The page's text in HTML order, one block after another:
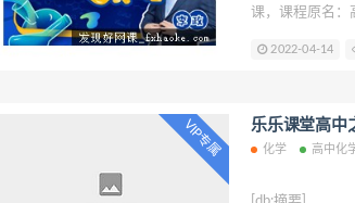
课，课程原名：
点，复习知识点
漏，注意【偏
以下，不知道从
2022-04-14
VIP专属 乐乐课堂高中
化学 高中化